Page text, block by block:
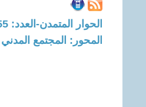
الحوار المتمدن-العدد: 7755 - 2023 / 10 / 5 - 16:54
المحور: المجتمع المدني